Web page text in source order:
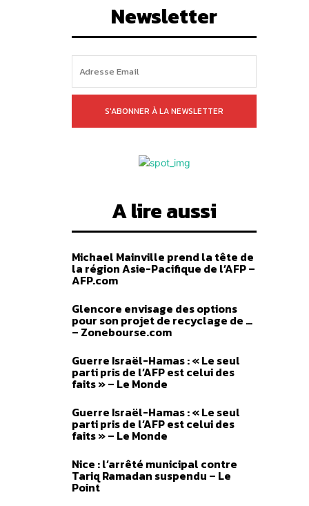
Newsletter
S'ABONNER À LA NEWSLETTER
A lire aussi
Michael Mainville prend la tête de
la région Asie-Pacifique de l’AFP –
AFP.com
Glencore envisage des options
pour son projet de recyclage de …
– Zonebourse.com
Guerre Israël-Hamas : « Le seul
parti pris de l’AFP est celui des
faits » – Le Monde
Guerre Israël-Hamas : « Le seul
parti pris de l’AFP est celui des
faits » – Le Monde
Nice : l’arrêté municipal contre
Tariq Ramadan suspendu – Le
Point